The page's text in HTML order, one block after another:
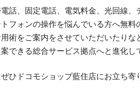
話、固定電話、電気料金、光回線
フォンの操作を悩んでいる方へ無料
術をご案内をさせていただいたり
できる総合サービス拠点へと進化し
ひドコモショップ藍住店にお立ち寄